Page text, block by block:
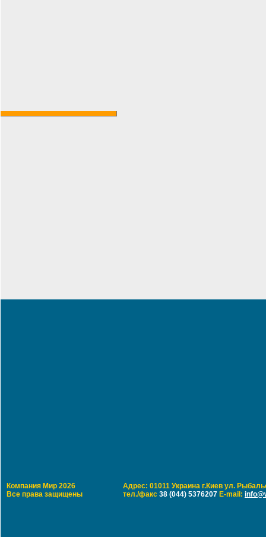
Компания Мир 2026
Все права защищены
Адрес: 01011 Украина г.Киев ул.
тел./факс 38 (044) 5376207 E-mail: